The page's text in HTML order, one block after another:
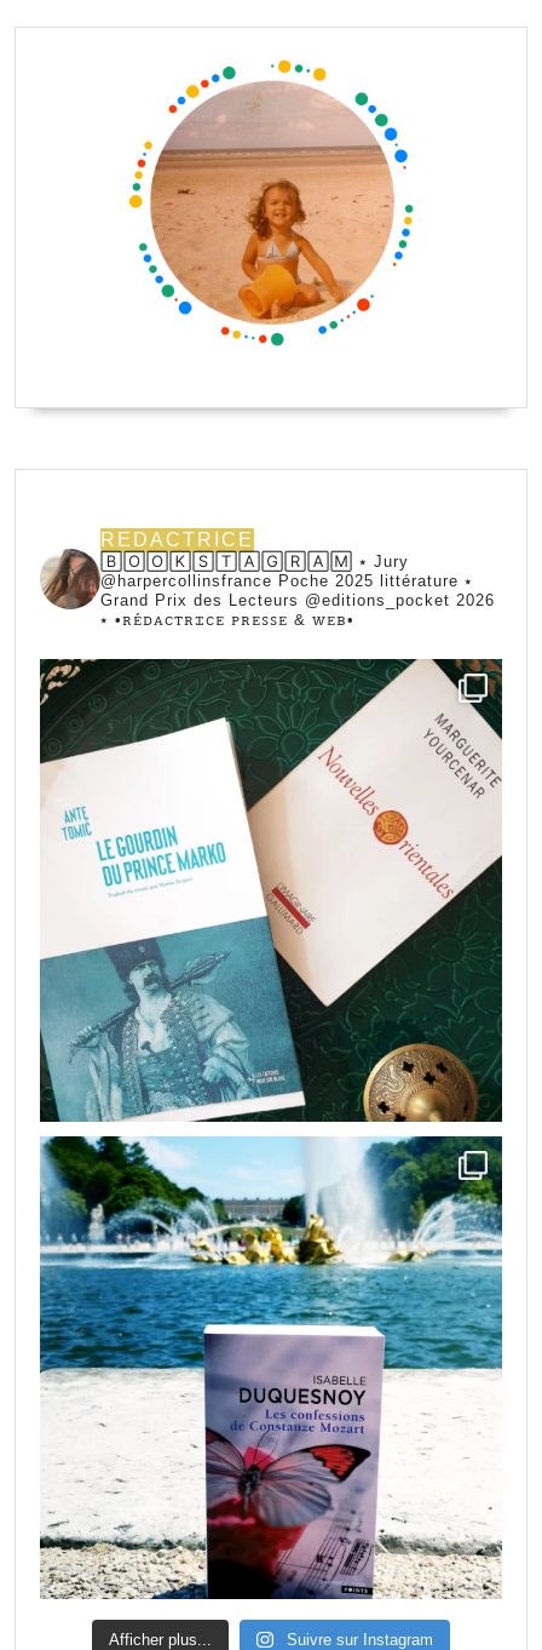
REDACTRICE
🄱🄾🄾🄺🅂🅃🄰🄶🅁🄰🄼 ⭑ Jury
@harpercollinsfrance Poche 2025 littérature ⭑
Grand Prix des Lecteurs @editions_pocket 2026
⭑ •ꭱꭼ́ꭰꭺꮯꭲꭱꮖꮯꭼ ꮲꭱꭼꮪꮪꭼ & ꮃꭼᏼ•
Afficher plus... Suivre sur Instagram